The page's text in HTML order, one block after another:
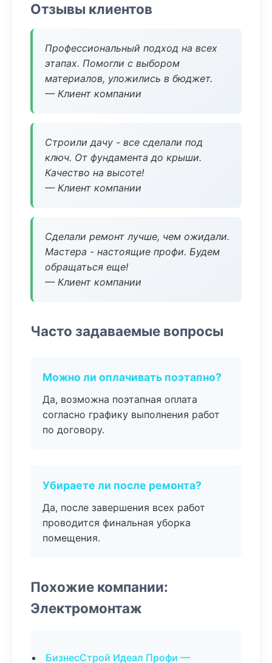
Отзывы клиентов
Профессиональный подход на всех
этапах. Помогли с выбором
материалов, уложились в бюджет.
— Клиент компании
Строили дачу - все сделали под
ключ. От фундамента до крыши.
Качество на высоте!
— Клиент компании
Сделали ремонт лучше, чем ожидали.
Мастера - настоящие профи. Будем
обращаться еще!
— Клиент компании
Часто задаваемые вопросы
Можно ли оплачивать поэтапно?
Да, возможна поэтапная оплата
согласно графику выполнения работ
по договору.
Убираете ли после ремонта?
Да, после завершения всех работ
проводится финальная уборка
помещения.
Похожие компании:
Электромонтаж
БизнесСтрой Идеал Профи —